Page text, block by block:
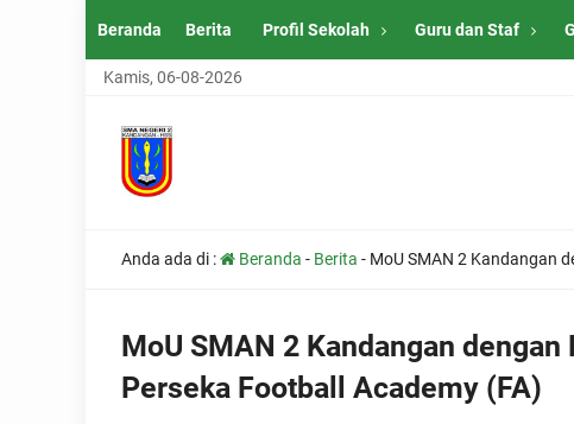
Beranda Berita Profil Sekolah Guru dan Staf
Kamis, 06-08-2026
Anda ada di : Beranda - Berita - MoU SMAN 2 Kandangan
MoU SMAN 2 Kandangan
Perseka Football Academy (FA)